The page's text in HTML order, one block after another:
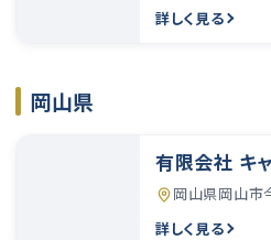
詳しく見る
岡山県
有限会社 キ
岡山県岡山市
詳しく見る